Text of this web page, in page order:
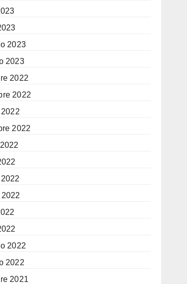
2023
2023
2022
2022
2022
2022
2022
2021